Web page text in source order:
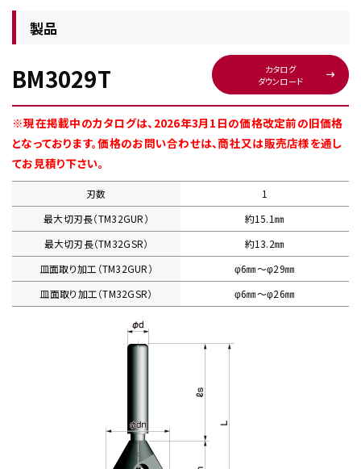
工具・部品一覧
生産終了品
製品
BM3029T
カタログ
ダウンロード
※現在掲載中のカタログは、2026年3月1日の価格改定前の旧価格
となっております。価格のお問い合わせは、商社又は販売店様を通し
てお見積り下さい。
刃数
1
最大切刃長（TM32GUR）
約15.1㎜
最大切刃長（TM32GSR）
約13.2㎜
皿面取り加工（TM32GUR）
φ6㎜〜φ29㎜
皿面取り加工（TM32GSR）
φ6㎜〜φ26㎜